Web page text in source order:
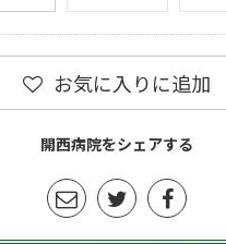
お気に入りに追加
開西病院をシェアする